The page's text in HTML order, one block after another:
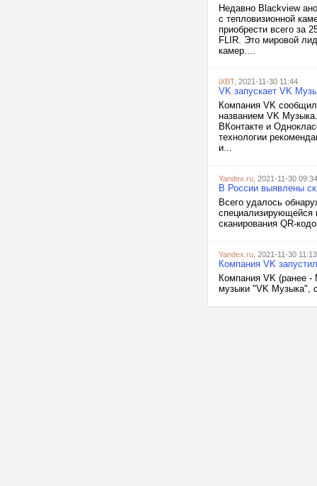
Недавно Blackview
с тепловизионной
приобрести всего за
FLIR. Это мировой
камер....
iXBT, 2021-11-30 11:44
VK запускает VK
Компания VK
названием VK
ВКонтакте и
технологии
и...
Yandex.ru , 2021-11-30 09:34
В России выявлены
Всего удалось
специализирующейся
сканирования QR-
Yandex.ru , 2021-11-30 11:13
Компания VK
Компания VK (ранее -
музыки "VK Музыка",